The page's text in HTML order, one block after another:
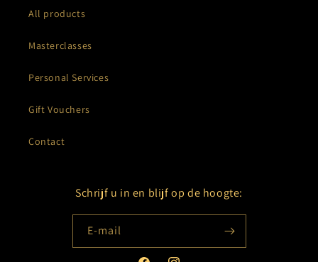
All products
Masterclasses
Personal Services
Gift Vouchers
Contact
Schrijf u in en blijf op de hoogte:
E‑mail